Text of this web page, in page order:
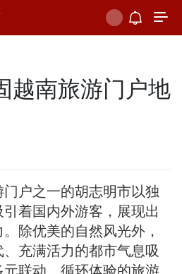
越南旅游门户地
户之一的胡志明市以独
着国内外游客，展现出
除优美的自然风光外，
充满活力的都市气息吸
联动、循环体验的旅游